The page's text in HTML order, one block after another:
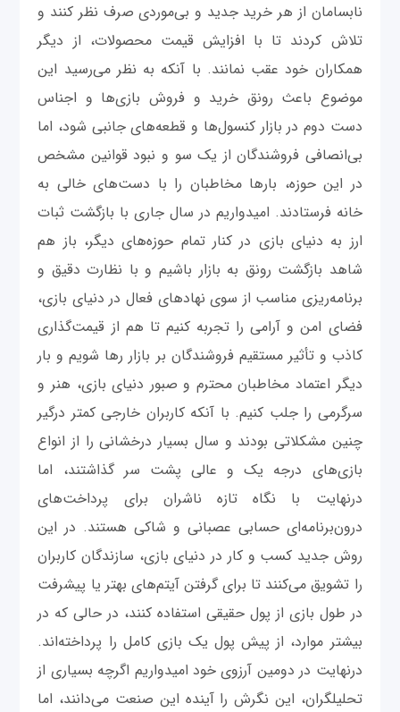
نابسامان از هر خرید جدید و بی‌موردی صرف نظر کنند و
تلاش کردند تا با افزایش قیمت محصولات، از دیگر
همکاران خود عقب نمانند. با آنکه به نظر می‌رسید این
موضوع باعث رونق خرید و فروش بازی‌ها و اجناس
دست دوم در بازار کنسول‌ها و قطعه‌های جانبی شود، اما
بی‌انصافی فروشندگان از یک سو و نبود قوانین مشخص
در این حوزه، بارها مخاطبان را با دست‌های خالی به
خانه فرستادند. امیدواریم در سال جاری با بازگشت ثبات
ارز به دنیای بازی در کنار تمام حوزه‌های دیگر، باز هم
شاهد بازگشت رونق به بازار باشیم و با نظارت دقیق و
برنامه‌ریزی مناسب از سوی نهادهای فعال در دنیای بازی،
فضای امن و آرامی را تجربه کنیم تا هم از قیمت‌گذاری
کاذب و تأثیر مستقیم فروشندگان بر بازار رها شویم و بار
دیگر اعتماد مخاطبان محترم و صبور دنیای بازی، هنر و
سرگرمی را جلب کنیم. با آنکه کاربران خارجی کمتر درگیر
چنین مشکلاتی بودند و سال بسیار درخشانی را از انواع
بازی‌های درجه یک و عالی پشت سر گذاشتند، اما
درنهایت با نگاه تازه ناشران برای پرداخت‌های
درون‌برنامه‌ای حسابی عصبانی و شاکی هستند. در این
روش جدید کسب ‌و کار در دنیای بازی، سازندگان کاربران
را تشویق می‌کنند تا برای گرفتن آیتم‌های بهتر یا پیشرفت
در طول بازی از پول حقیقی استفاده کنند، در حالی که در
بیشتر موارد، از پیش پول یک بازی کامل را پرداخته‌اند.
درنهایت در دومین آرزوی خود امیدواریم اگرچه بسیاری از
تحلیلگران، این نگرش را آینده‌ این صنعت می‌دانند، اما